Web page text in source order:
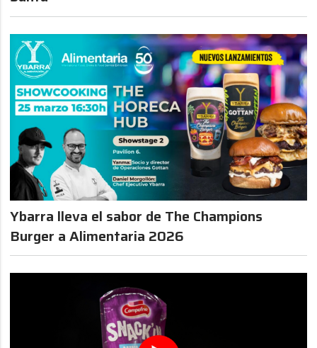
Ybarra lleva el sabor de The Champions
Burger a Alimentaria 2026